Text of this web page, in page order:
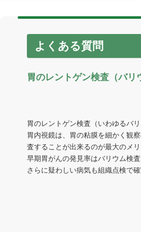
よくある質問
胃のレントゲン検査（バ
胃のレントゲン検査（いわゆるバ
胃内視鏡は、胃の粘膜を細かく観
査することが出来るのが最大のメリ
早期胃がんの発見率はバリウム検
さらに疑わしい病気も組織点検で確